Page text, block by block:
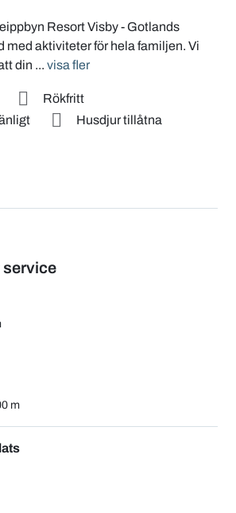
Resort Visby - Gotlands
med aktiviteter för hela familjen. Vi
din ... visa fler
Rökfritt
Husdjur tillåtna
service
m